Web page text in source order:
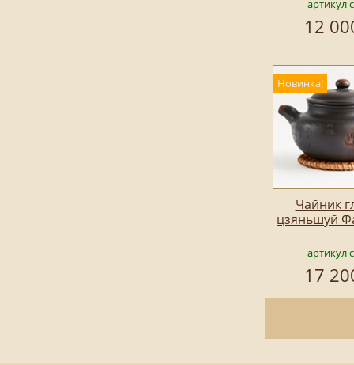
артикул
12
Новинка!
Чайник
цзяньшуй
артикул
17